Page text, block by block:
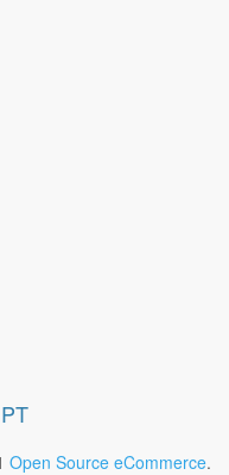
Open Source eCommerce.